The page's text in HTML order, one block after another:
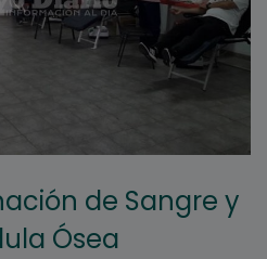
de Sangre y
Ósea